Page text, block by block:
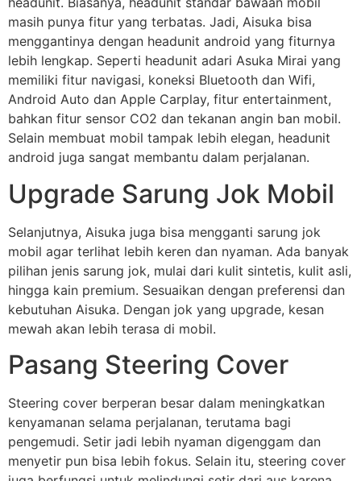
masih punya fitur yang terbatas. Jadi, Aisuka bisa
menggantinya dengan headunit android yang fiturnya
lebih lengkap. Seperti headunit adari Asuka Mirai yang
memiliki fitur navigasi, koneksi Bluetooth dan Wifi,
Android Auto dan Apple Carplay, fitur entertainment,
bahkan fitur sensor CO2 dan tekanan angin ban mobil.
Selain membuat mobil tampak lebih elegan, headunit
android juga sangat membantu dalam perjalanan.
Upgrade Sarung Jok Mobil
Selanjutnya, Aisuka juga bisa mengganti sarung jok
mobil agar terlihat lebih keren dan nyaman. Ada banyak
pilihan jenis sarung jok, mulai dari kulit sintetis, kulit asli,
hingga kain premium. Sesuaikan dengan preferensi dan
kebutuhan Aisuka. Dengan jok yang upgrade, kesan
mewah akan lebih terasa di mobil.
Pasang Steering Cover
Steering cover berperan besar dalam meningkatkan
kenyamanan selama perjalanan, terutama bagi
pengemudi. Setir jadi lebih nyaman digenggam dan
menyetir pun bisa lebih fokus. Selain itu, steering cover